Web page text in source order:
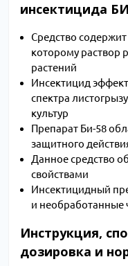
инсектицида
Средство
которому раствор
растений
Инсектицид
спектра
культур
Препарат Би-58
защитного
Данное средство
свойствами
Инсектицидный
и необработанные
Инструкция,
дозировка и